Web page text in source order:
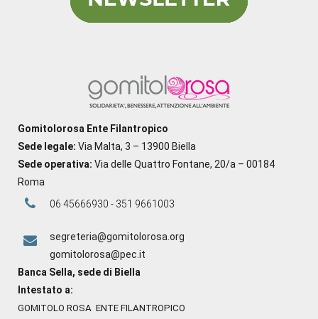
Gomitolorosa Ente Filantropico
Sede legale: Via Malta, 3 – 13900 Biella
Sede operativa: Via delle Quattro Fontane, 20/a – 00184
Roma
06 45666930 - 351 9661003
segreteria@gomitolorosa.org
gomitolorosa@pec.it
Banca Sella, sede di Biella
Intestato a:
GOMITOLO ROSA ENTE FILANTROPICO